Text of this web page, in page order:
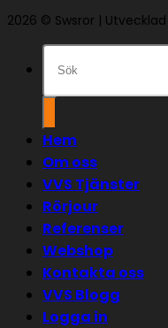
2026 © Swsror |
efter:
Hem
Om oss
VVS Tjänster
Rörjour
Referenser
Webshop
Kontakta oss
VVS Blogg
Logga in